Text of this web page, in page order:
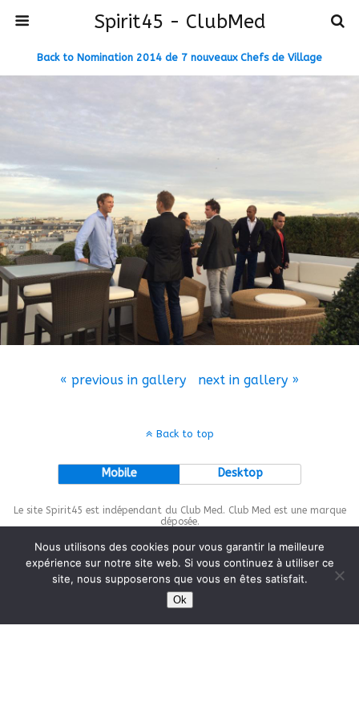
Spirit45 - ClubMed
Back to Nomination 2014 de 7 nouveaux Chefs de Village
« previous in gallery next in gallery »
Back to top
Mobile Desktop
Le site Spirit45 est indépendant du Club Med. Club Med est une marque
déposée.
This site is protected bywp-copyrightpro.com
Nous utilisons des cookies pour vous garantir la meilleure
expérience sur notre site web. Si vous continuez à utiliser ce
site, nous supposerons que vous en êtes satisfait.
Ok